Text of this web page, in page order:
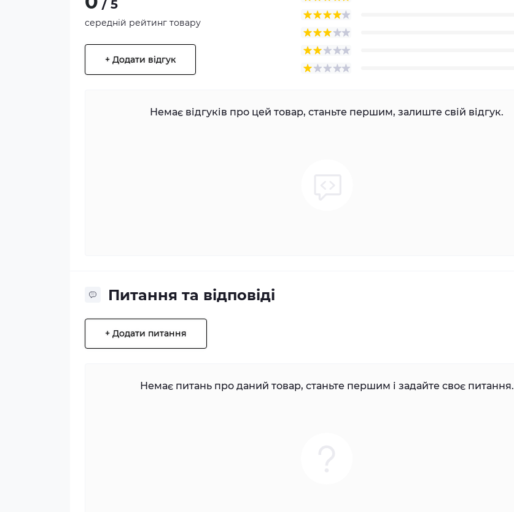
/ 5
середній рейтинг товару
+ Додати відгук
Немає відгуків про цей товар, станьте першим, залиште свій відгук.
Питання та відповіді
+ Додати питання
Немає питань про даний товар, станьте першим і задайте своє питання.